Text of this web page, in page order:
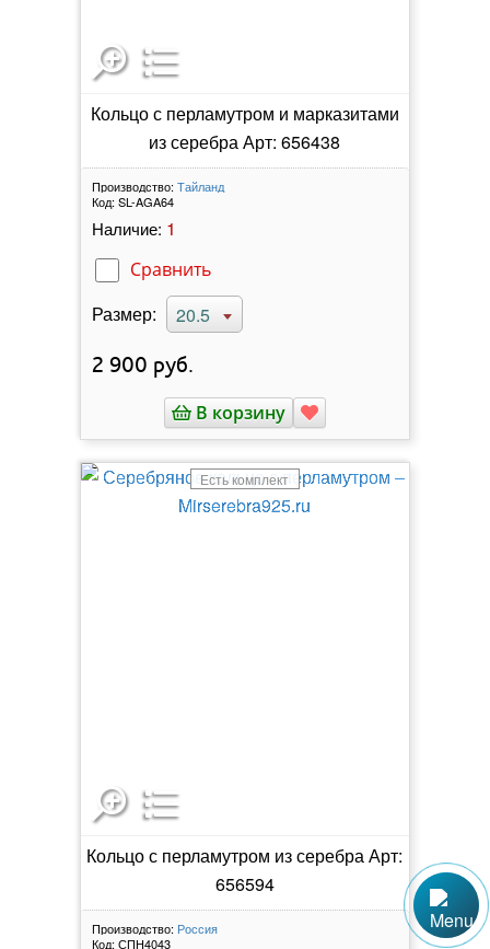
Кольцо с перламутром и марказитами
из серебра Арт: 656438
Производство: Тайланд
Код: SL-AGA64
Наличие: 1
Сравнить
Размер: 20.5
2 900 руб.
В корзину
Есть комплект
Кольцо с перламутром из серебра Арт:
656594
Производство: Россия
Код: СПН4043